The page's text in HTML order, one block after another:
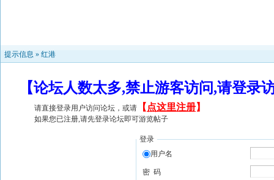
提示信息 » 红港
【论坛人数太多,禁止游客访问,请登
请直接登录用户访问论坛，或请 【 点这里注册】
如果您已注册,请先登录论坛即可游览帖子
登录
用户名
密 码